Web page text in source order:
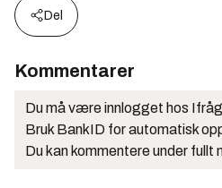
Del
Kommentarer
Du må være innlogget hos
Bruk BankID for automatisk
Du kan kommentere under fullt